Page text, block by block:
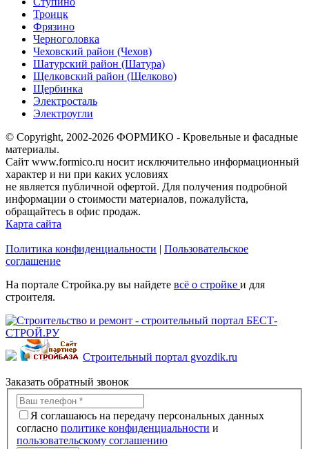
Троицк
Фрязино
Черноголовка
Чеховский район (Чехов)
Шатурский район (Шатура)
Щелковский район (Щелково)
Щербинка
Электросталь
Электроугли
© Copyright, 2002-2026 ФОРМИКО - Кровельные и фасадные
материалы.
Сайт www.formico.ru носит исключительно информационный
характер и ни при каких условиях
не является публичной офертой. Для получения подробной
информации о стоимости материалов, пожалуйста,
обращайтесь в офис продаж.
Карта сайта
Политика конфиденциальности | Пользовательское
соглашение
На портале Стройка.ру вы найдете всё о стройке и для
строителя.
Строительный портал gvozdik.ru
Заказать обратный звонок
Я соглашаюсь на передачу персональных данных
согласно политике конфиденциальности и
пользовательскому соглашению